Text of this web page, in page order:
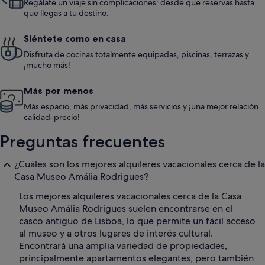
Regálate un viaje sin complicaciones: desde que reservas hasta
que llegas a tu destino.
Siéntete como en casa
Disfruta de cocinas totalmente equipadas, piscinas, terrazas y
¡mucho más!
Más por menos
Más espacio, más privacidad, más servicios y ¡una mejor relación
calidad-precio!
Preguntas frecuentes
¿Cuáles son los mejores alquileres vacacionales cerca de la
Casa Museo Amália Rodrigues?
Los mejores alquileres vacacionales cerca de la Casa
Museo Amália Rodrigues suelen encontrarse en el
casco antiguo de Lisboa, lo que permite un fácil acceso
al museo y a otros lugares de interés cultural.
Encontrará una amplia variedad de propiedades,
principalmente apartamentos elegantes, pero también